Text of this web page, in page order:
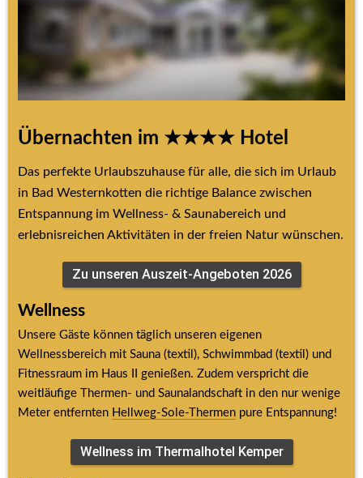
Übernachten im ★★★★ Hotel
Das perfekte Urlaubszuhause für alle, die sich im Urlaub
in Bad Westernkotten die richtige Balance zwischen
Entspannung im Wellness- & Saunabereich und
erlebnisreichen Aktivitäten in der freien Natur wünschen.
Zu unseren Auszeit-Angeboten 2026
Wellness
Unsere Gäste können täglich unseren eigenen
Wellnessbereich mit Sauna (textil), Schwimmbad (textil) und
Fitnessraum im Haus II genießen. Zudem verspricht die
weitläufige Thermen- und Saunalandschaft in den nur wenige
Meter entfernten Hellweg-Sole-Thermen pure Entspannung!
Wellness im Thermalhotel Kemper